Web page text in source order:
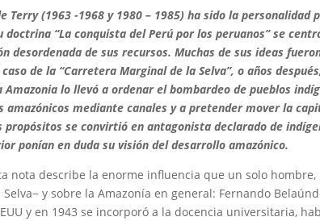
Terry (1963 -1968 y 1980 – 1985) ha sido la personalidad
doctrina “La conquista del Perú por los peruanos” se
desordenada de sus recursos. Muchas de sus ideas
de la “Carretera Marginal de la Selva”, o años
lo llevó a ordenar el bombardeo de pueblos
mediante canales y a pretender mover la
se convirtió en antagonista declarado de
ponían en duda su visión del desarrollo amazónico.
nota describe la enorme influencia que un solo
y sobre la Amazonía en general: Fernando
y en 1943 se incorporó a la docencia universitaria,